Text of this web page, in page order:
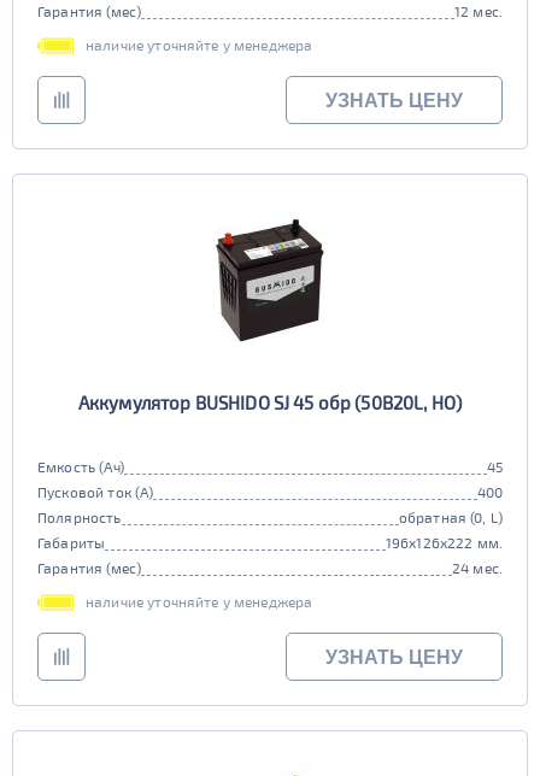
да нет
Гарантия (мес)
12 мес.
наличие уточняйте у менеджера
УЗНАТЬ ЦЕНУ
Аккумулятор BUSHIDO SJ 45 обр (50B20L, HO)
Емкость (Ач)
45
Пусковой ток (А)
400
Полярность
обратная (0, L)
Габариты
196x126x222 мм.
Гарантия (мес)
24 мес.
наличие уточняйте у менеджера
УЗНАТЬ ЦЕНУ